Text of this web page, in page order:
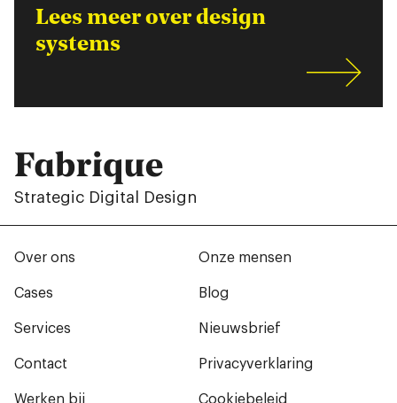
Lees meer over design
systems
Fabrique
Strategic Digital Design
Over ons
Cases
Services
Onze mensen
Blog
Nieuwsbrief
Contact
Werken bij
Privacyverklaring
Cookiebeleid